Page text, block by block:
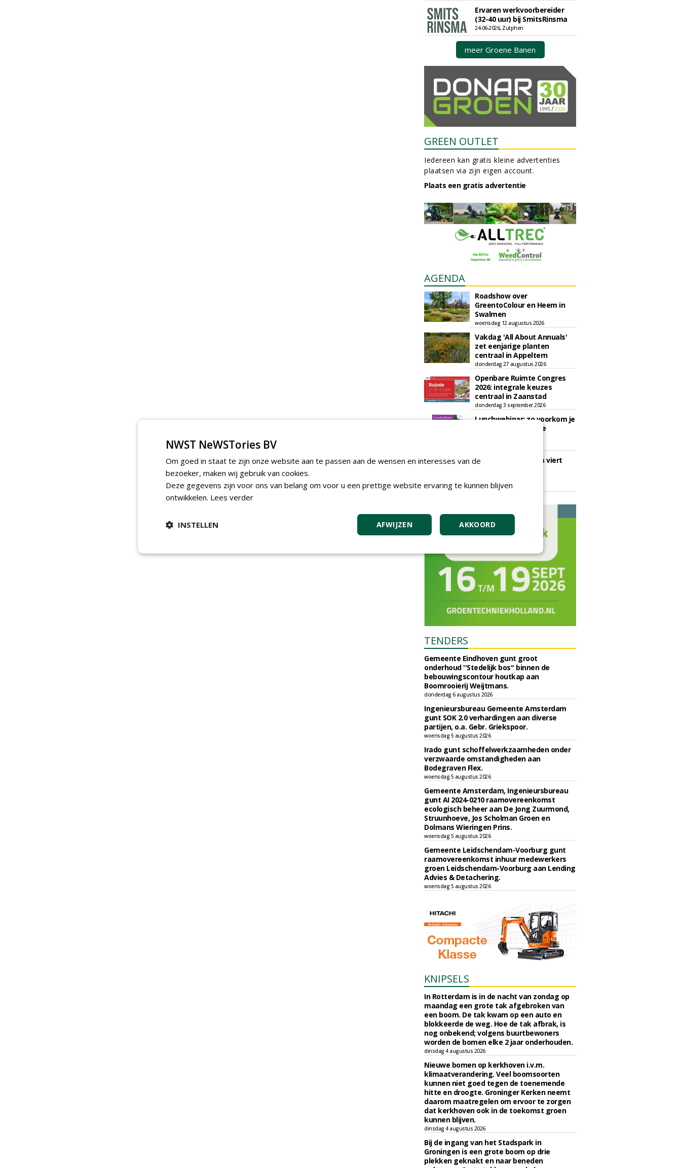
Ervaren werkvoorbereider
(32-40 uur) bij SmitsRinsma
24-06-2026, Zutphen
meer Groene Banen
GREEN OUTLET
Iedereen kan gratis kleine advertenties
plaatsen via zijn eigen account.
Plaats een gratis advertentie
AGENDA
Roadshow over
GreentoColour en Heem in
Swalmen
woensdag 12 augustus 2026
Vakdag 'All About Annuals'
zet eenjarige planten
centraal in Appeltern
donderdag 27 augustus 2026
Openbare Ruimte Congres
2026: integrale keuzes
centraal in Zaanstad
donderdag 3 september 2026
Lunchwebinar: zo voorkom je
dat natuurinclusieve
Rooftop Symposium viert
vrijdag 18 september 2026
TENDERS
Gemeente Eindhoven gunt groot
onderhoud ''Stedelijk bos'' binnen de
bebouwingscontour houtkap aan
Boomrooierij Weijtmans.
donderdag 6 augustus 2026
Ingenieursbureau Gemeente Amsterdam
gunt SOK 2.0 verhardingen aan diverse
partijen, o.a. Gebr. Griekspoor.
woensdag 5 augustus 2026
Irado gunt schoffelwerkzaamheden onder
verzwaarde omstandigheden aan
Bodegraven Flex.
woensdag 5 augustus 2026
Gemeente Amsterdam, Ingenieursbureau
gunt AI 2024-0210 raamovereenkomst
ecologisch beheer aan De Jong Zuurmond,
Struunhoeve, Jos Scholman Groen en
Dolmans Wieringen Prins.
woensdag 5 augustus 2026
Gemeente Leidschendam-Voorburg gunt
raamovereenkomst inhuur medewerkers
groen Leidschendam-Voorburg aan Lending
Advies & Detachering.
woensdag 5 augustus 2026
KNIPSELS
In Rotterdam is in de nacht van zondag op
maandag een grote tak afgebroken van
een boom. De tak kwam op een auto en
blokkeerde de weg. Hoe de tak afbrak, is
nog onbekend; volgens buurtbewoners
worden de bomen elke 2 jaar onderhouden.
dinsdag 4 augustus 2026
Nieuwe bomen op kerkhoven i.v.m.
klimaatverandering. Veel boomsoorten
kunnen niet goed tegen de toenemende
hitte en droogte. Groninger Kerken neemt
daarom maatregelen om ervoor te zorgen
dat kerkhoven ook in de toekomst groen
kunnen blijven.
dinsdag 4 augustus 2026
Bij de ingang van het Stadspark in
Groningen is een grote boom op drie
plekken geknakt en naar beneden
NWST NeWSTories BV
Om goed in staat te zijn onze website aan te passen aan de wensen en interesses van de
bezoeker, maken wij gebruik van cookies.
Deze gegevens zijn voor ons van belang om voor u een prettige website ervaring te kunnen blijven
ontwikkelen. Lees verder
AKKOORD
AFWIJZEN
INSTELLEN